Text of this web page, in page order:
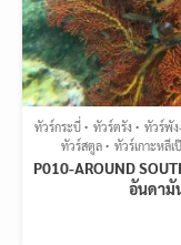
ทัวร์กระบี่ ทัวร์ตรัง ทัวร์พัง
ทัวร์สตูล
ทัวร์เกาะหลีเ
P010-AROUND
อันดามั